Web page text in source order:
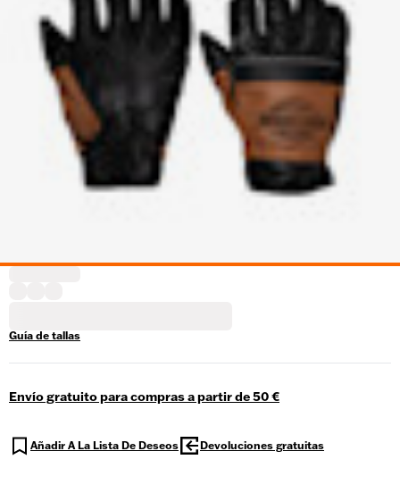
Guía de tallas
Envío gratuito para compras a partir de 50 €
Añadir A La Lista De Deseos Devoluciones gratuitas